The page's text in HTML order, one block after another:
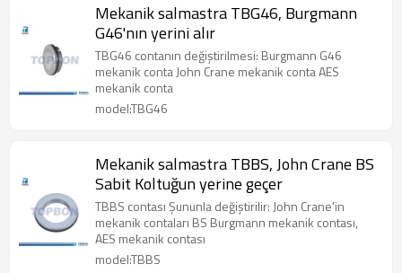
Mekanik salmastra TBG46, Burgmann
G46'nın yerini alır
TBG46 contanın değiştirilmesi: Burgmann G46
mekanik conta John Crane mekanik conta AES
mekanik conta
model:TBG46
Mekanik salmastra TBBS, John Crane BS
Sabit Koltuğun yerine geçer
TBBS contası Şununla değiştirilir: John Crane'in
mekanik contaları BS Burgmann mekanik contası,
AES mekanik contası
model:TBBS